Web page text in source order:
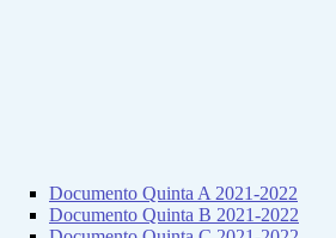
Documento Quinta A 2021-2022
Documento Quinta B 2021-2022